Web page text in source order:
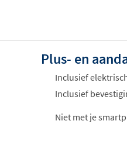
Plus- en
Inclusief
Inclusief
Niet met je